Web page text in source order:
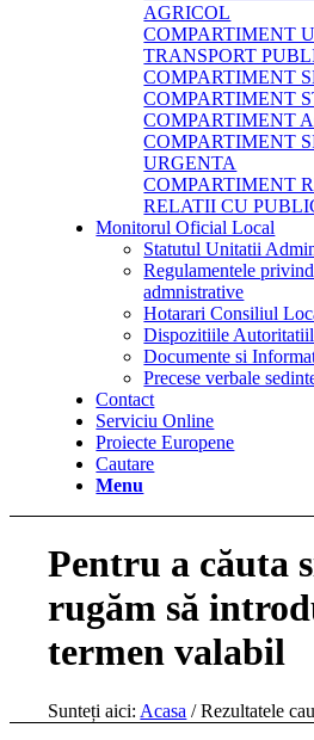
AGRICOL
COMPARTIMENT
TRANSPORT
COMPARTIMENT
COMPARTIMENT
COMPARTIMENT
COMPARTIMENT
URGENTA
COMPARTIMENT
RELATII CU
Monitorul Oficial Local
Statutul Unitatii
Regulamentele
admnistrative
Hotarari Consiliul
Dispozitiile
Documente si
Precese verbale
Contact
Serviciu Online
Proiecte Europene
Cautare
Menu
Pentru a căuta
rugăm să
termen valabil
Sunteți aici: Acasa / Rezultatele